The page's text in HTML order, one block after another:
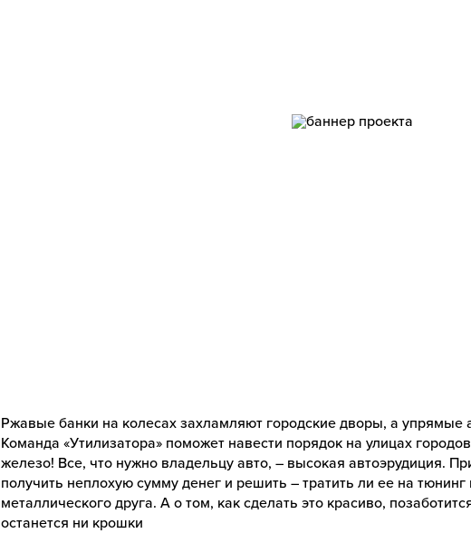
Ржавые банки на колесах захламляют городские дворы, а
Команда «Утилизатора» поможет навести порядок на улицах
железо! Все, что нужно владельцу авто, – высокая автоэрудиция.
получить неплохую сумму денег и решить – тратить ли ее на
металлического друга. А о том, как сделать это красиво,
останется ни крошки